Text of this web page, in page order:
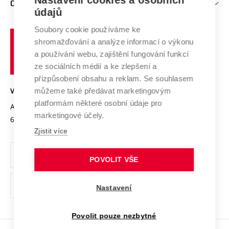
E-přihláška
Doktorské studium
Podpora podnikání
Systém zajišťování kvality výzkumu
Výzkumné infrastruktury
Transfer znalostí
Open Science
Projekty
Projekty ze strukturálních fondů
Specifický výzkum
Zahraniční spolupráce
Spolupráce se školami
Mezinárodní dohody
Univerzitní sítě
O UNIVERZITĚ
Profil univerzity
Udržitelná univerzita
Podnikavá univerzita / ContriBUTe
Bezpečná univerzita
Vyznamenání
Organizační struktura
Ochrana osobních údajů
odkaz)
učení
technické
Brně
VYSOKÉ UČENÍ TECHNICKÉ V BRNĚ
Antonínská 548/1
602 00 Brno
www.vut.cz
vut@vutbr.cz
údajů
Soubory cookie používáme ke
shromažďování a analýze informací o výkonu
a používání webu, zajištění fungování funkcí
ze sociálních médií a ke zlepšení a
přizpůsobení obsahu a reklam. Se souhlasem
můžeme také předávat marketingovým
platformám některé osobní údaje pro
marketingové účely.
Zjistit více
POVOLIT VŠE
Nastavení
Povolit pouze nezbytné